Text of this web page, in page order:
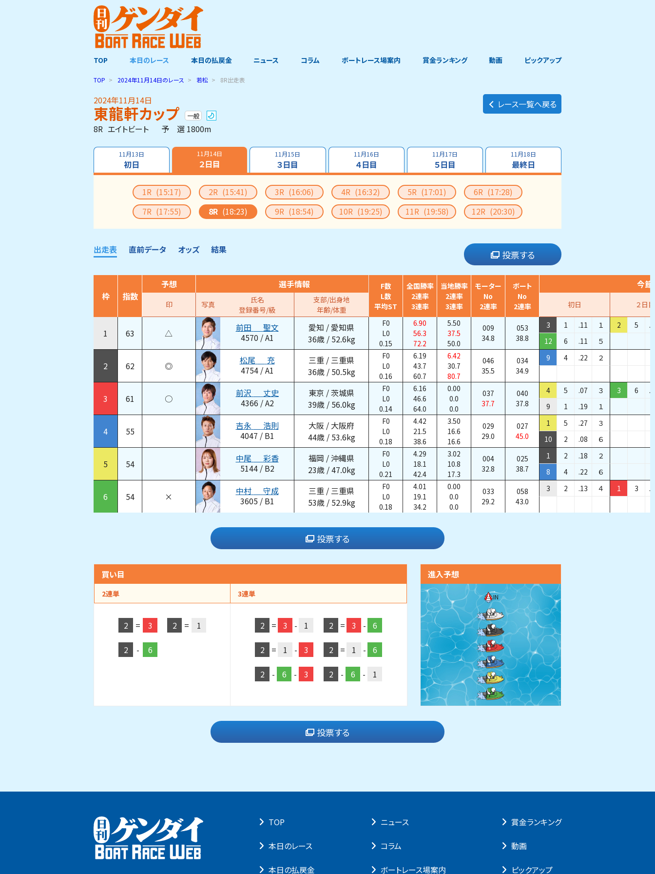
TOP 本日のレース 本日の払戻金 ニュース コラム ボートレース場案内 賞金ランキング 動画 ピックアップ
TOP 2024年11月14日のレース 若松 8R出走表
2024年11月14日
東龍軒カップ 一般
8R エイトビート 予 選 1800m
レース一覧へ戻る
11月13日
初日
11月14日
２日目
11月15日
３日目
11月16日
４日目
11月17日
５日目
11月18日
最終日
1R (15:17) 2R (15:41) 3R (16:06) 4R (16:32) 5R (17:01) 6R (17:28)
7R (17:55) 8R (18:23) 9R (18:54) 10R (19:25) 11R (19:58) 12R (20:30)
出走表 直前データ オッズ 結果 投票する
枠 指数
予想
印 写真
選手情報
氏名
登録番号/級
支部/出身地
年齢/体重
F数
L数
平均ST
全国勝率
2連率
3連率
当地勝率
2連率
3連率
モーター
No
2連率
ボート
No
2連率
今節
初日 ２日目
1 63 △
前田
聖文
4570 /A1
愛知 / 愛知県
36歳 / 52.6kg
F0
L0
0.15
6.90
56.3
72.2
5.50
37.5
50.0
009
34.8
053
38.8
3 1 .11
１
12
6 .11 ５
2 5
2 62 ◎
松尾
充
4754 /A1
三重 / 三重県
36歳 / 50.5kg
F0
L0
0.16
6.19
43.7
60.7
6.42
30.7
80.7
046
35.5
034
34.9
9 4 .22 ２
3 61 ○
前沢
丈史
4366 /A2
東京 /茨城県
39歳 / 56.0kg
F0
L0
0.14
6.16
46.6
64.0
0.00
0.0
0.0
037
37.7
040
37.8
4 5 .07
３
9
1 .19 １
3 6
4 55
吉永
浩則
4047 / B1
大阪 / 大阪府
44歳 / 53.6kg
F0
L0
0.18
4.42
21.5
38.6
3.50
16.6
16.6
029
29.0
027
45.0
1 5 .27
３
10
2 .08 ６
5 54
中尾
彩香
5144 / B2
福岡 /沖縄県
23歳 /47.0kg
F0
L0
0.21
4.29
18.1
42.4
3.02
10.8
17.3
004
32.8
025
38.7
1 2 .18
２
8
4 .22 ６
6 54 ×
中村
守成
3605 / B1
三重 / 三重県
53歳 / 52.9kg
F0
L0
0.18
4.01
19.1
34.2
0.00
0.0
0.0
033
29.2
058
43.0
3 2 .13 ４ 1 3
投票する
買い目
2連単
2 = 3 2 = 1
2 - 6
3連単
2 = 3 - 1 2 = 3 - 6
2 = 1 - 3 2 = 1 - 6
2 - 6 - 3 2 - 6 - 1
進入予想
IN
投票する
TOP
本⽇のレース
本⽇の払戻⾦
ニュース
コラム
ボートレース場案内
賞⾦ランキング
動画
ピックアップ